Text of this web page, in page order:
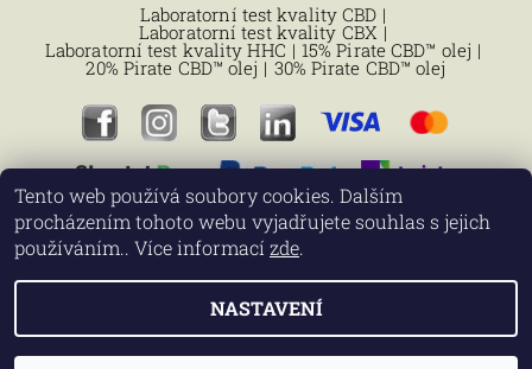
Laboratorní test kvality CBD |
Laboratorní test kvality CBX |
Laboratorní test kvality HHC | 15% Pirate CBD™ olej |
20% Pirate CBD™ olej | 30% Pirate CBD™ olej
2026 © PirateCBD.cz - CBD & HHC oleje v laboratorní kvalitě z
USA od Pirate CBD™, všechna práva vyhrazena
Tento web používá soubory cookies. Dalším
procházením tohoto webu vyjadřujete souhlas s jejich
používáním.. Více informací zde.
NASTAVENÍ